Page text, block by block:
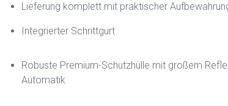
Lieferung komplett mit praktischer
Integrierter Schrittgurt
Robuste Premium-Schutzhülle mit großem
Automatik